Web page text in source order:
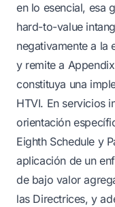
en lo esencial, esa
hard-to-value
negativamente a la
y remite a
constituya una
HTVI. En servicios
orientación
Eighth Schedule y
aplicación de un
de bajo valor
las Directrices, y